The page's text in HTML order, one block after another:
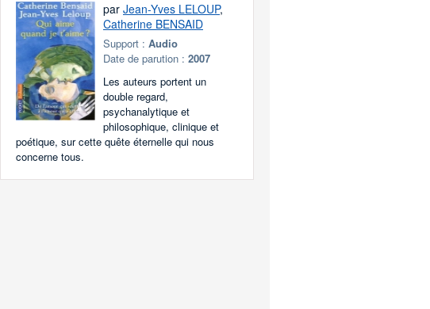
par Jean-Yves LELOUP,
Catherine BENSAID
Support : Audio
Date de parution : 2007
Les auteurs portent un
double regard,
psychanalytique et
philosophique, clinique et
poétique, sur cette quête éternelle qui nous
concerne tous.